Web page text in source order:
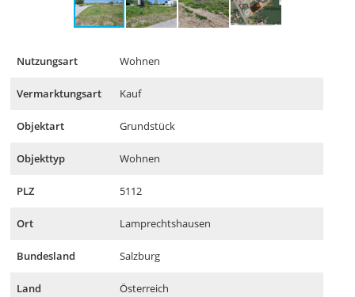
Nutzungsart Wohnen
Vermarktungsart Kauf
Objektart Grundstück
Objekttyp Wohnen
PLZ 5112
Ort Lamprechtshausen
Bundesland Salzburg
Land Österreich